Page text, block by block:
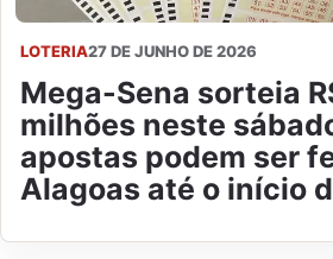
LOTERIA27 DE JUNHO DE 2026
Mega-Sena sorteia
milhões neste
apostas podem ser
Alagoas até o início